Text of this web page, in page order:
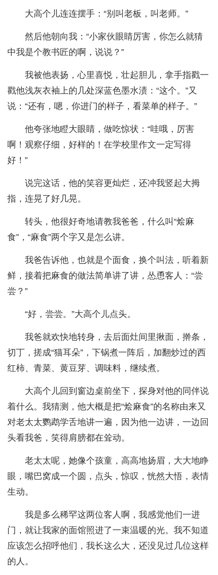
大高个儿连连摆手：“别叫老板，叫老师。”
然后他朝向我：“小家伙眼睛厉害，你怎么就猜
中我是个教书匠的啊，说说？”
我被他表扬，心里喜悦，壮起胆儿，拿手指戳一
戳他浅灰衣袖上的几处深蓝色墨水渍：“这个。”又
说：“还有，嗯，你进门的样子，看菜单的样子。”
他夸张地瞪大眼睛，做吃惊状：“哇哦，厉害
啊！观察仔细，好样的！在学校里作文一定写得
好！”
说完这话，他的笑容更灿烂，还冲我竖起大拇
指，连晃了好几晃。
转头，他很好奇地请教我爸爸，什么叫“烩麻
食”，“麻食”两个字又是怎么讲。
我爸告诉他，也就是个面食，换个叫法，听着新
鲜，接着把麻食的做法简单讲了讲，怂恿客人：“尝
尝？”
“好，尝尝。”大高个儿点头。
我爸就欢快地转身，去后面灶间里揪面，擀条，
切丁，搓成“猫耳朵”，下锅煮一阵后，加翻炒过的西
红柿、青菜、黄豆芽、调味料，继续煮。
大高个儿回到窗边桌前坐下，探身对他的同伴说
着什么。我猜测，他大概是把“烩麻食”的名称由来又
对老太太鹦鹉学舌地讲一遍，因为他一边讲，一边回
头看我爸，笑得肩膀都在耸动。
老太太呢，她像个孩童，高高地扬眉，大大地睁
眼，嘴巴窝成一个圆，点头，惊叹，恍然大悟，表情
生动。
我是多么稀罕这两位客人啊，我感觉他们一进
门，就让我家的面馆照进了一束温暖的光。我不知道
应该怎么招呼他们，我长这么大，还没见过几位这样
的人。